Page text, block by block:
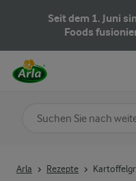
Seit dem 1. Juni
Foods
Arla Rezepte
Nach Kategorie suchen